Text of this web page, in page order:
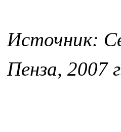
Источник:
Пенза, 2007